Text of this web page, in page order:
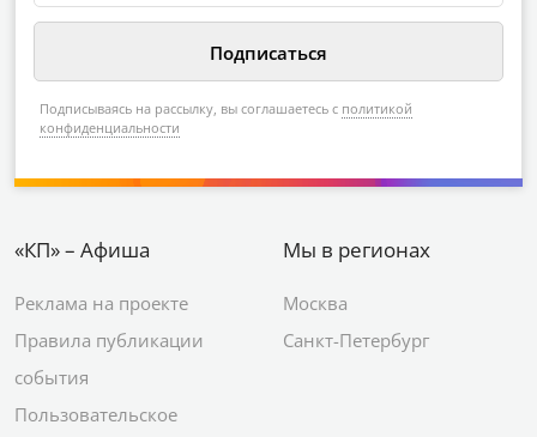
Подписываясь на рассылку, вы соглашаетесь с политикой
конфиденциальности
«КП» – Афиша
Реклама на проекте
Правила публикации
события
Пользовательское
Мы в регионах
Москва
Санкт-Петербург